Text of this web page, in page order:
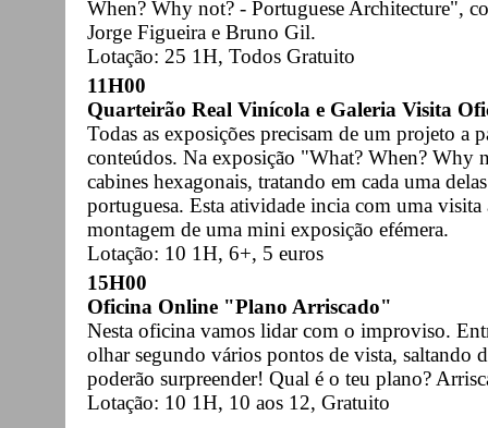
When? Why not? - Portuguese Architecture",
Jorge Figueira e Bruno Gil.
Lotação: 25 1H, Todos Gratuito
11H00
Quarteirão Real Vinícola e Galeria Visita
Todas as exposições precisam de um projeto a
conteúdos. Na exposição "What? When? Why
cabines hexagonais, tratando em cada uma
portuguesa. Esta atividade incia com uma
montagem de uma mini exposição efémera.
Lotação: 10 1H, 6+, 5 euros
15H00
Oficina Online "Plano Arriscado"
Nesta oficina vamos lidar com o improviso.
olhar segundo vários pontos de vista, saltando
poderão surpreender! Qual é o teu plano?
Lotação: 10 1H, 10 aos 12, Gratuito